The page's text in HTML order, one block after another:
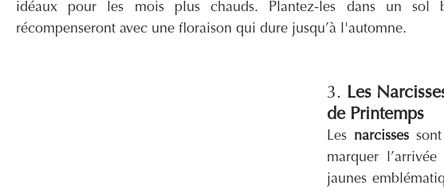
idéaux pour les mois plus chauds. Plantez-les dans un
récompenseront avec une floraison qui dure jusqu’à l'automne.
3. Les
de Printemps
Les narcisses
marquer
jaunes